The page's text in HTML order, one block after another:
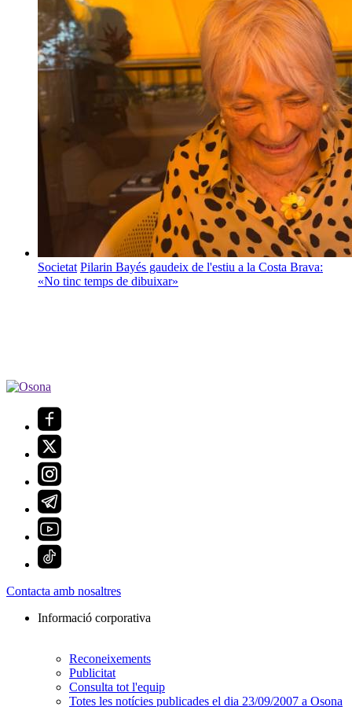
Societat Pilarin Bayés gaudeix de l'estiu a la Costa Brava:
«No tinc temps de dibuixar»
Contacta amb nosaltres
Informació corporativa
Reconeixements
Publicitat
Consulta tot l'equip
Totes les notícies publicades el dia 23/09/2007 a Osona